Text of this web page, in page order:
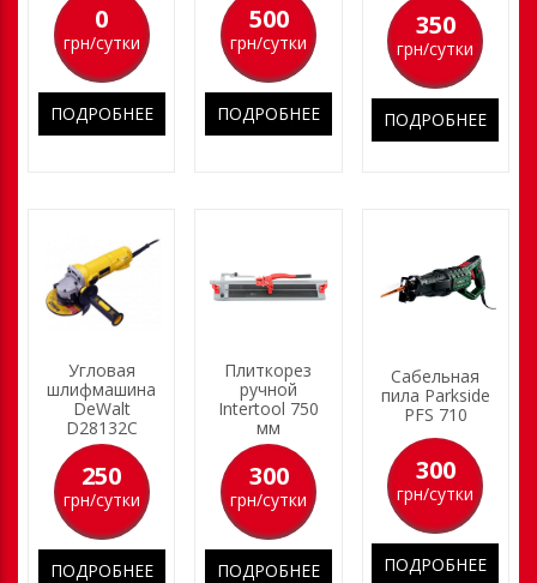
0
грн/сутки
ПОДРОБНЕЕ
500
грн/сутки
ПОДРОБНЕЕ
350
грн/сутки
ПОДРОБНЕЕ
Угловая
шлифмашина
DeWalt
D28132C
250
грн/сутки
ПОДРОБНЕЕ
Плиткорез
ручной
Intertool 750
мм
300
грн/сутки
ПОДРОБНЕЕ
Сабельная
пила Parkside
PFS 710
300
грн/сутки
ПОДРОБНЕЕ